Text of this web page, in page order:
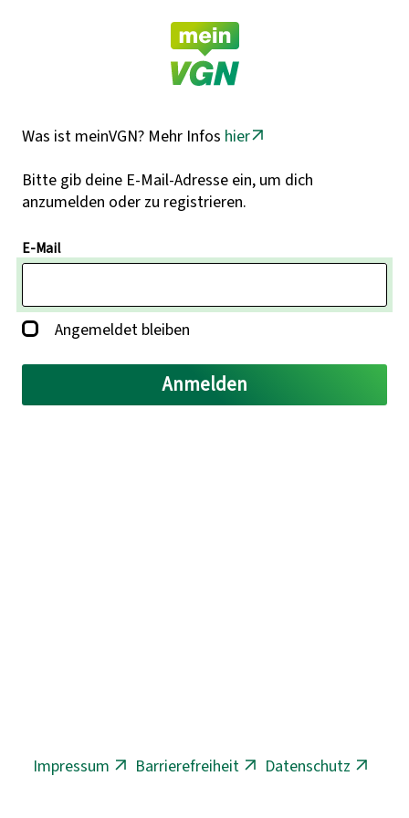
Was ist meinVGN? Mehr Infos hier
Bitte gib deine E-Mail-Adresse ein, um dich
anzumelden oder zu registrieren.
E-Mail
Angemeldet bleiben
Impressum Barrierefreiheit Datenschutz